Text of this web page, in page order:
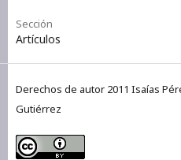
Sección
Artículos
Derechos de autor 2011 Isaías
Gutiérrez